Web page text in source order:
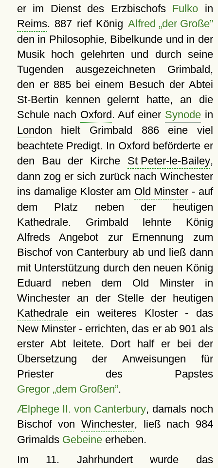
er im Dienst des Erzbischofs Fulko in
Reims. 887 rief König Alfred „der Große”
den in Philosophie, Bibelkunde und in der
Musik hoch gelehrten und durch seine
Tugenden ausgezeichneten Grimbald,
den er 885 bei einem Besuch der Abtei
St-Bertin kennen gelernt hatte, an die
Schule nach Oxford. Auf einer Synode in
London hielt Grimbald 886 eine viel
beachtete Predigt. In Oxford beförderte er
den Bau der Kirche St Peter-le-Bailey,
dann zog er sich zurück nach Winchester
ins damalige Kloster am Old Minster - auf
dem Platz neben der heutigen
Kathedrale. Grimbald lehnte König
Alfreds Angebot zur Ernennung zum
Bischof von Canterbury ab und ließ dann
mit Unterstützung durch den neuen König
Eduard neben dem Old Minster in
Winchester an der Stelle der heutigen
Kathedraleein weiteres Kloster - das
New Minster - errichten, das er ab 901 als
erster Abt leitete. Dort half er bei der
Übersetzung der Anweisungen für
Priester des Papstes
Gregor „dem Großen”.
Ælphege II. von Canterbury, damals noch
Bischof vonWinchester, ließ nach 984
Grimalds Gebeineerheben.
Im 11. Jahrhundert wurde das